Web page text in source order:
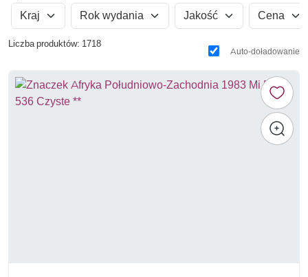
Kraj Rok wydania Jakość Cena
Liczba produktów: 1718
Auto-doładowanie